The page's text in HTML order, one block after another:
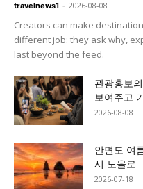
travelnews1 - 2026-08-08
Creators can make
different job: they ask why,
last beyond the feed.
관광홍보
보여주고
2026-08-08
안면도 여
시 노을로
2026-07-18